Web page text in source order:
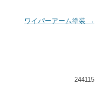
ワイパーアーム塗装 →
244115